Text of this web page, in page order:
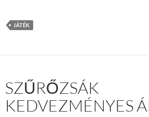
JÁTÉK
SZŰRŐZSÁK
KEDVEZMÉNYES